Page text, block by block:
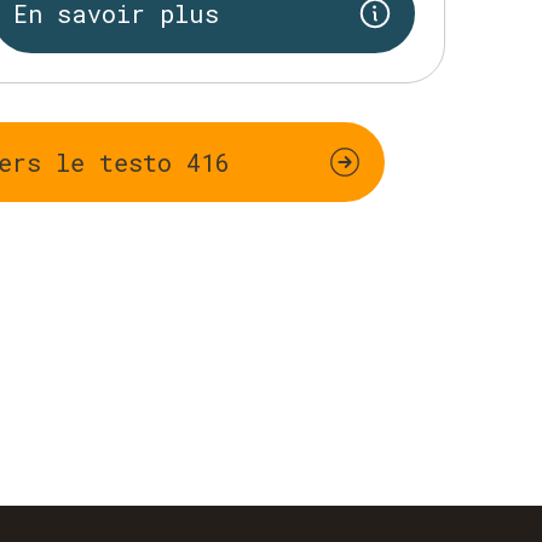
En savoir plus
le testo 416